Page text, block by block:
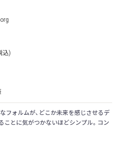
込)
フォルムが、どこか未来を感じさせるデ
ことに気がつかないほどシンプル。コン